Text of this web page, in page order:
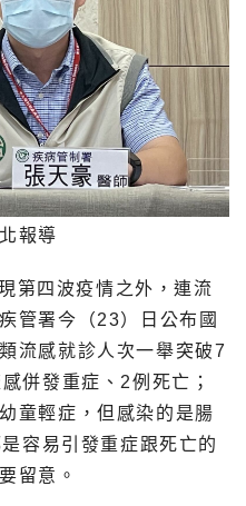
報導
第四波疫情之外，連流
管署今（23）日公布國
流感就診人次一舉突破7
併發重症、2例死亡；
童輕症，但感染的是腸
容易引發重症跟死亡的
留意。